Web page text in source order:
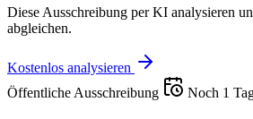
Diese Ausschreibung per KI analysieren
abgleichen.
Kostenlos analysieren
Öffentliche Ausschreibung
Noch 1